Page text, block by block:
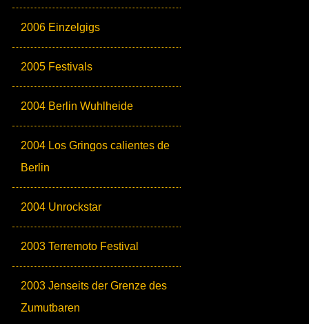
2006 Einzelgigs
2005 Festivals
2004 Berlin Wuhlheide
2004 Los Gringos calientes de
Berlin
2004 Unrockstar
2003 Terremoto Festival
2003 Jenseits der Grenze des
Zumutbaren